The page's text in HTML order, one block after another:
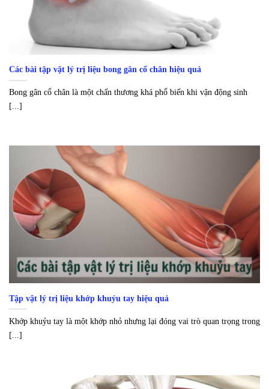
Các bài tập vật lý trị liệu bong gân cổ chân hiệu quả
Bong gân cổ chân là một chấn thương khá phổ biến khi vận động sinh
[...]
Tập vật lý trị liệu khớp khuỷu tay hiệu quả
Khớp khuỷu tay là một khớp nhỏ nhưng lại đóng vai trò quan trọng trong
[...]